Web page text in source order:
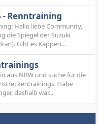
- Renntraining
Hallo liebe Community,
die Spiegel der Suzuki
Gibt es Kappen...
aus NRW und suche für die
Habe
deshalb wär...